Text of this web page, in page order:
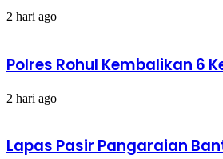
2 hari ago
Polres Rohul Kembalikan 6
2 hari ago
Lapas Pasir Pangaraian